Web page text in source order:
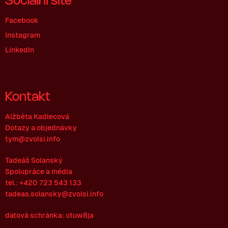
Facebook
Instagram
LinkedIn
Kontakt
Alžběta Kadlecová
Dotazy a objednávky
tym@zvolsi.info
Tadeáš Solanský
Spolupráce a média
tel.: +420 723 543 133
tadeas.solansky@zvolsi.info
datová schránka: utuw8ja